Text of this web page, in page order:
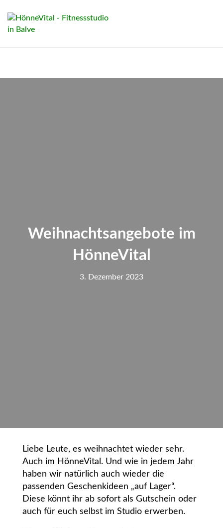
Weihnachtsangebote im
HönneVital
3. Dezember 2023
Liebe Leute, es weihnachtet wieder sehr.
Auch im HönneVital. Und wie in jedem Jahr
haben wir natürlich auch wieder die
passenden Geschenkideen „auf Lager“.
Diese könnt ihr ab sofort als Gutschein oder
auch für euch selbst im Studio erwerben.